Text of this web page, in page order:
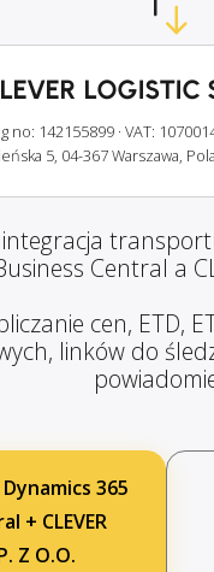
LOGISTIC
no: 142155899 · VAT:
5, 04-367 Warszawa,
Central a
cen, ETD,
linków do
365
+ CLEVER
Z O.O.